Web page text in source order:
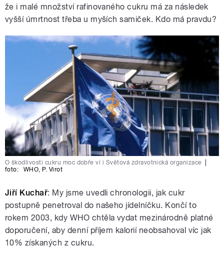
že i malé množství rafinovaného cukru má za následek
vyšší úmrtnost třeba u myších samiček. Kdo má pravdu?
O škodlivosti cukru moc dobře ví i Světová zdravotnická organizace
foto:
WHO, P. Virot
Jiří Kuchař: My jsme uvedli chronologii, jak cukr
postupně penetroval do našeho jídelníčku. Končí to
rokem 2003, kdy WHO chtěla vydat mezinárodně platné
doporučení, aby denní příjem kalorií neobsahoval víc jak
10% získaných z cukru.